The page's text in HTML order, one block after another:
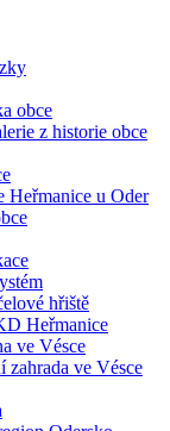
obce
z historie obce
Heřmanice u Oder
hřiště
Heřmanice
ve Vésce
zahrada ve Vésce